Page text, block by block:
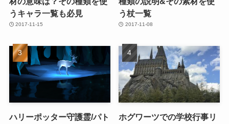
うキャラ一覧も必見
2017-11-15
う杖一覧
2017-11-08
ハリーポッター守護霊/パト
ホグワーツでの学校行事リ